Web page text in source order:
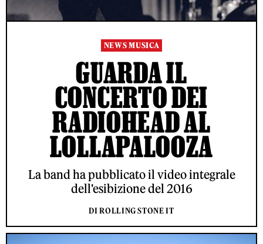
NEWS MUSICA
GUARDA IL
CONCERTO DEI
RADIOHEAD AL
LOLLAPALOOZA
La band ha pubblicato il video integrale
dell'esibizione del 2016
DI ROLLING STONE IT